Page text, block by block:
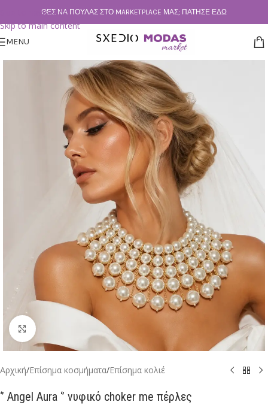
Skip to navigation
Skip to main content
ΘΕΣ ΝΑ ΠΟΥΛΆΣ ΣΤΟ MARKETPLACE ΜΑΣ; ΠΆΤΗΣΕ ΕΔΏ
MENU
Click to enlarge
Αρχική/Επίσημα κοσμήματα/Επίσημα κολιέ
‘’ Angel Aura ‘’ νυφικό choker me πέρλες